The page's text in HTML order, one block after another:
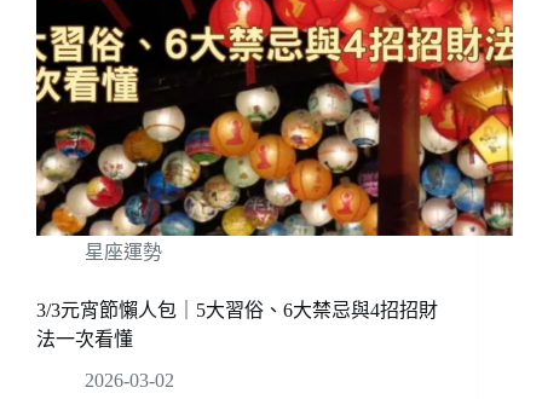
星座運勢
3/3元宵節懶人包｜5大習俗、6大禁忌與4招招財
法一次看懂
2026-03-02